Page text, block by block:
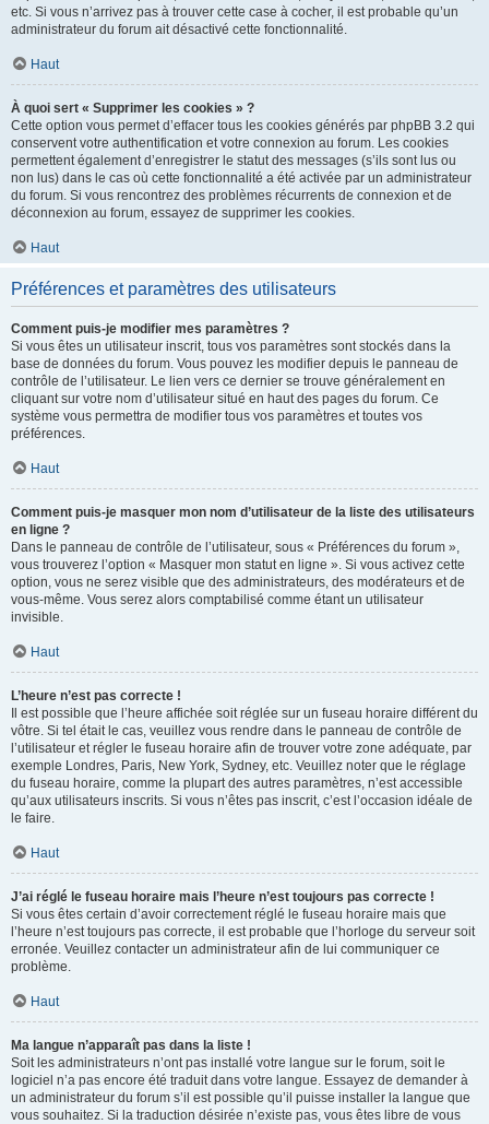
etc. Si vous n’arrivez pas à trouver cette case à cocher, il est probable qu’un
administrateur du forum ait désactivé cette fonctionnalité.
Haut
À quoi sert « Supprimer les cookies » ?
Cette option vous permet d’effacer tous les cookies générés par phpBB 3.2 qui
conservent votre authentification et votre connexion au forum. Les cookies
permettent également d’enregistrer le statut des messages (s’ils sont lus ou
non lus) dans le cas où cette fonctionnalité a été activée par un administrateur
du forum. Si vous rencontrez des problèmes récurrents de connexion et de
déconnexion au forum, essayez de supprimer les cookies.
Haut
Préférences et paramètres des utilisateurs
Comment puis-je modifier mes paramètres ?
Si vous êtes un utilisateur inscrit, tous vos paramètres sont stockés dans la
base de données du forum. Vous pouvez les modifier depuis le panneau de
contrôle de l’utilisateur. Le lien vers ce dernier se trouve généralement en
cliquant sur votre nom d’utilisateur situé en haut des pages du forum. Ce
système vous permettra de modifier tous vos paramètres et toutes vos
préférences.
Haut
Comment puis-je masquer mon nom d’utilisateur de la liste des utilisateurs
en ligne ?
Dans le panneau de contrôle de l’utilisateur, sous « Préférences du forum »,
vous trouverez l’option « Masquer mon statut en ligne ». Si vous activez cette
option, vous ne serez visible que des administrateurs, des modérateurs et de
vous-même. Vous serez alors comptabilisé comme étant un utilisateur
invisible.
Haut
L’heure n’est pas correcte !
Il est possible que l’heure affichée soit réglée sur un fuseau horaire différent du
vôtre. Si tel était le cas, veuillez vous rendre dans le panneau de contrôle de
l’utilisateur et régler le fuseau horaire afin de trouver votre zone adéquate, par
exemple Londres, Paris, New York, Sydney, etc. Veuillez noter que le réglage
du fuseau horaire, comme la plupart des autres paramètres, n’est accessible
qu’aux utilisateurs inscrits. Si vous n’êtes pas inscrit, c’est l’occasion idéale de
le faire.
Haut
J’ai réglé le fuseau horaire mais l’heure n’est toujours pas correcte !
Si vous êtes certain d’avoir correctement réglé le fuseau horaire mais que
l’heure n’est toujours pas correcte, il est probable que l’horloge du serveur soit
erronée. Veuillez contacter un administrateur afin de lui communiquer ce
problème.
Haut
Ma langue n’apparaît pas dans la liste !
Soit les administrateurs n’ont pas installé votre langue sur le forum, soit le
logiciel n’a pas encore été traduit dans votre langue. Essayez de demander à
un administrateur du forum s’il est possible qu’il puisse installer la langue que
vous souhaitez. Si la traduction désirée n’existe pas, vous êtes libre de vous